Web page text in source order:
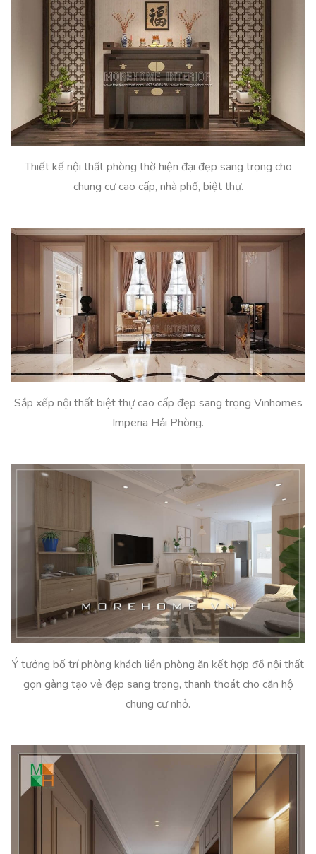
Thiết kế nội thất phòng thờ hiện đại đẹp sang trọng cho
chung cư cao cấp, nhà phố, biệt thự.
Sắp xếp nội thất biệt thự cao cấp đẹp sang trọng Vinhomes
Imperia Hải Phòng.
Ý tưởng bố trí phòng khách liền phòng ăn kết hợp đồ nội thất
gọn gàng tạo vẻ đẹp sang trọng, thanh thoát cho căn hộ
chung cư nhỏ.